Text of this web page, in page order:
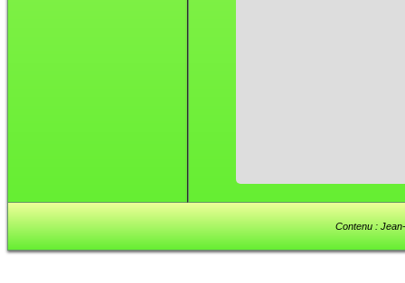
Contenu :